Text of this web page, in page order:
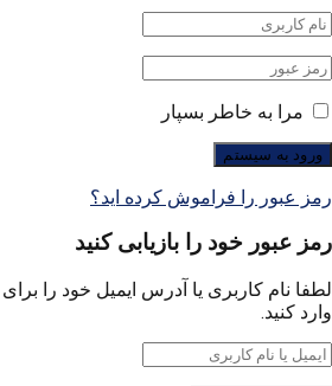
مرا به خاطر بسپار
رمز عبور را فراموش کرده اید؟
رمز عبور خود را بازیابی کنید
لطفا نام کاربری یا آدرس ایمیل خود را
وارد کنید.